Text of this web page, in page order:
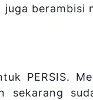
juga
PERSIS.
sekarang